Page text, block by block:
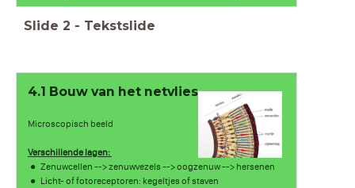
Slide 2 - Tekstslide
4.1 Bouw van het netvlies
Microscopisch beeld
Verschillende lagen:
Zenuwcellen --> zenuwvezels --> oogzenuw --> hersenen
Licht- of fotoreceptoren: kegeltjes of staven